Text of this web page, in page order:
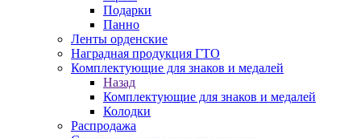
Подарки
Панно
Ленты орденские
Наградная продукция ГТО
Комплектующие для знаков и медалей
Назад
Комплектующие для знаков и медалей
Колодки
Распродажа